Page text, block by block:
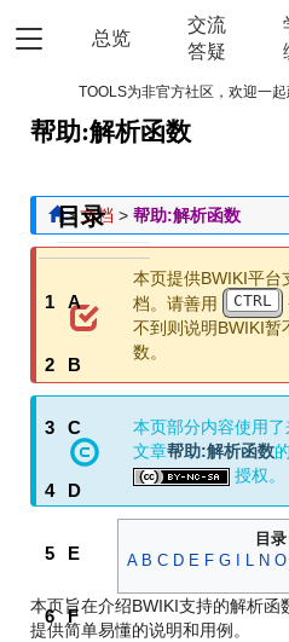
总览
交流
答疑
TOOLS为非官方社区，欢迎一起
帮助:解析函数
到
导
到
搜
> 文档 > 帮助:解析函数
本页提供BWIKI平台
档。请善用
CTRL
不到则说明BWIKI暂
数。
本页部分内容使用
文章帮助:解析函数
授权。
目录
A B C D E F G L N O
本页旨在介绍BWIKI支持的解析函
提供简单易懂的说明和用例。
目录
1 A
2 B
3 C
4 D
5 E
6 F